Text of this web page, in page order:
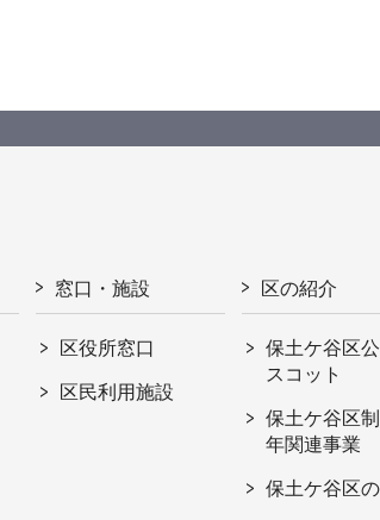
窓口・施設
区役所窓口
区民利用施設
区の紹介
保土ケ谷区
スコット
保土ケ谷区
年関連事業
保土ケ谷区